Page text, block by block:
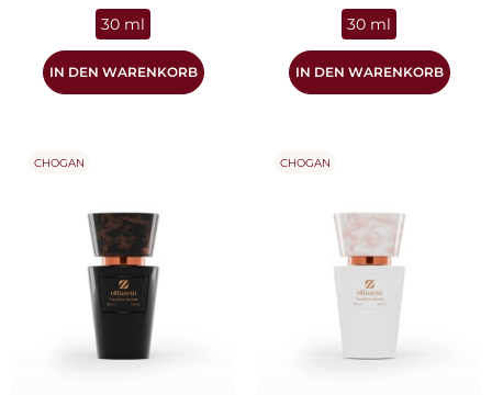
30 ml
IN DEN WARENKORB
30 ml
IN DEN WARENKORB
CHOGAN CHOGAN